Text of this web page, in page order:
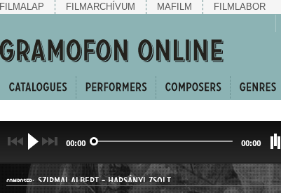
FILMALAP FILMARCHÍVUM MAFILM FILMLABOR
00:00 00:00
COMPOSER: SZIRMAI ALBERT-HARSÁNYI ZSOLT